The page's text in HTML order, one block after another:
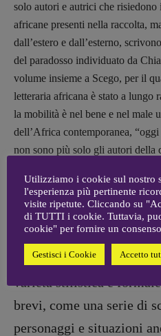
[valentina.marcoli@gmail.
ARCHIVIO E AUTORI
solo autori e autrici che
africane presenti nella raccolta,
dall’estero e dall’esterno, scrivono
del paradosso individuato da
volume insieme a Scego, per il
letteraria africana è stato a lungo
la mobilità è nel bene e nel male
dell’Africa contemporanea,
non sono più solo gli autori della
scrittura e produzione libraria
luogo a lettori locali, e che sta
di pubblicare fuoriper essere
Africanaaccoglie
varietà stilistica e
brevi, come una serie di
personaggi e situazioni
Utilizziamo i cookie sul nostro
l'esperienza più pertinente
visite ripetute. Cliccando su
di TUTTI i cookie. Tuttavia,
cookie" per fornire un
Gestisci i Cookie Accetto